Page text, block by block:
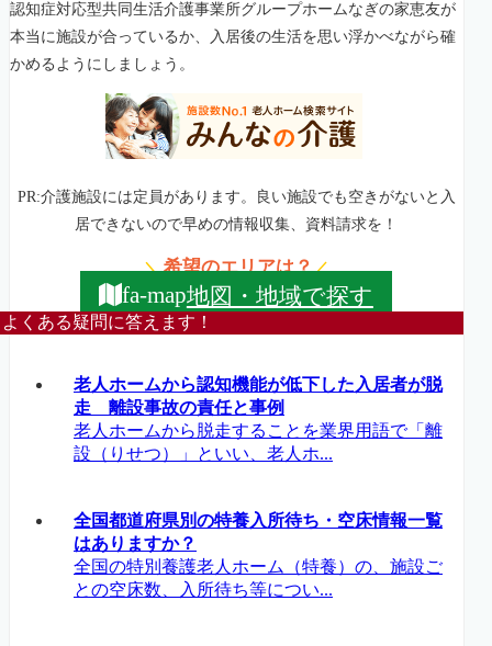
認知症対応型共同生活介護事業所グループホームなぎの家恵友が
本当に施設が合っているか、入居後の生活を思い浮かべながら確
かめるようにしましょう。
PR:介護施設には定員があります。良い施設でも空きがないと入
居できないので早めの情報収集、資料請求を！
＼希望のエリアは？／
fa-map地図・地域で探す
よくある疑問に答えます！
老人ホームから認知機能が低下した入居者が脱
走 離設事故の責任と事例
老人ホームから脱走することを業界用語で「離
設（りせつ）」といい、老人ホ...
全国都道府県別の特養入所待ち・空床情報一覧
はありますか？
全国の特別養護老人ホーム（特養）の、施設ご
との空床数、入所待ち等につい...